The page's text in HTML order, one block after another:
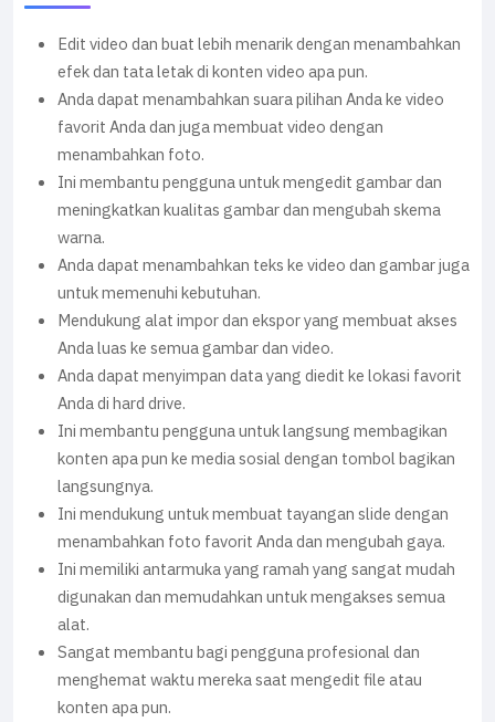
Edit video dan buat lebih menarik dengan menambahkan
efek dan tata letak di konten video apa pun.
Anda dapat menambahkan suara pilihan Anda ke video
favorit Anda dan juga membuat video dengan
menambahkan foto.
Ini membantu pengguna untuk mengedit gambar dan
meningkatkan kualitas gambar dan mengubah skema
warna.
Anda dapat menambahkan teks ke video dan gambar juga
untuk memenuhi kebutuhan.
Mendukung alat impor dan ekspor yang membuat akses
Anda luas ke semua gambar dan video.
Anda dapat menyimpan data yang diedit ke lokasi favorit
Anda di hard drive.
Ini membantu pengguna untuk langsung membagikan
konten apa pun ke media sosial dengan tombol bagikan
langsungnya.
Ini mendukung untuk membuat tayangan slide dengan
menambahkan foto favorit Anda dan mengubah gaya.
Ini memiliki antarmuka yang ramah yang sangat mudah
digunakan dan memudahkan untuk mengakses semua
alat.
Sangat membantu bagi pengguna profesional dan
menghemat waktu mereka saat mengedit file atau
konten apa pun.